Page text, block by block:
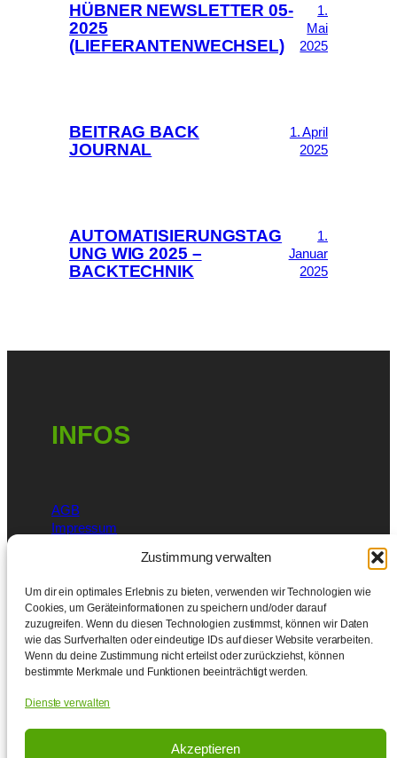
Zustimmung verwalten
Um dir ein optimales Erlebnis zu bieten, verwenden wir Technologien wie
Cookies, um Geräteinformationen zu speichern und/oder darauf
zuzugreifen. Wenn du diesen Technologien zustimmst, können wir Daten
wie das Surfverhalten oder eindeutige IDs auf dieser Website verarbeiten.
Wenn du deine Zustimmung nicht erteilst oder zurückziehst, können
bestimmte Merkmale und Funktionen beeinträchtigt werden.
Dienste verwalten
Akzeptieren
HÜBNER NEWSLETTER 05-
2025
(LIEFERANTENWECHSEL)
1.
Mai
2025
BEITRAG BACK
JOURNAL
1. April
2025
AUTOMATISIERUNGSTAG
UNG WIG 2025 –
BACKTECHNIK
1.
Januar
2025
INFOS
AGB
Impressum
MITGLIEDSCHAFTEN